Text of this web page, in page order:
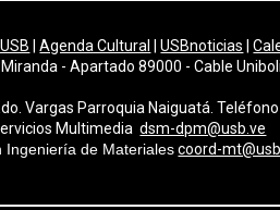
|Agenda Cultural |USBnoticias |
- Apartado 89000 - Cable
Vargas Parroquia Naiguatá.
Multimediadsm-dpm@usb.ve
Ingeniería de Materiales coord-